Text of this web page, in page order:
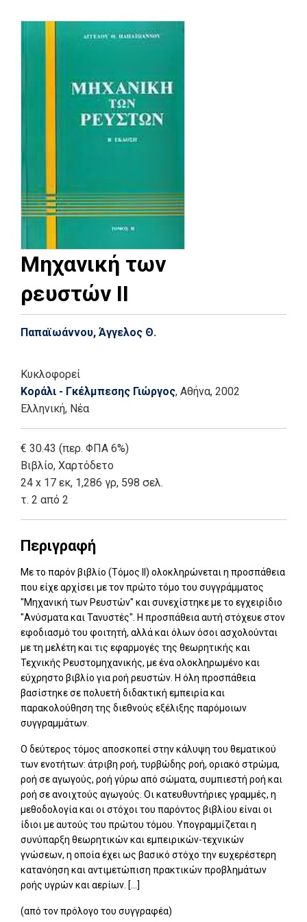
Μηχανική των
ρευστών ΙΙ
Παπαϊωάννου, Άγγελος Θ.
Κυκλοφορεί
Κοράλι - Γκέλμπεσης Γιώργος, Αθήνα, 2002
Ελληνική, Νέα
€ 30.43 (περ. ΦΠΑ 6%)
Βιβλίο, Χαρτόδετο
24 x 17 εκ, 1,286 γρ, 598 σελ.
τ. 2 από 2
Περιγραφή
Με το παρόν βιβλίο (Τόμος II) ολοκληρώνεται η προσπάθεια
που είχε αρχίσει με τον πρώτο τόμο του συγγράμματος
"Μηχανική των Ρευστών" και συνεχίστηκε με το εγχειρίδιο
"Ανύσματα και Τανυστές". Η προσπάθεια αυτή στόχευε στον
εφοδιασμό του φοιτητή, αλλά και όλων όσοι ασχολούνται
με τη μελέτη και τις εφαρμογές της θεωρητικής και
Τεχνικής Ρευστομηχανικής, με ένα ολοκληρωμένο και
εύχρηστο βιβλίο για ροή ρευστών. Η όλη προσπάθεια
βασίστηκε σε πολυετή διδακτική εμπειρία και
παρακολούθηση της διεθνούς εξέλιξης παρόμοιων
συγγραμμάτων.
Ο δεύτερος τόμος αποσκοπεί στην κάλυψη του θεματικού
των ενοτήτων: άτριβη ροή, τυρβώδης ροή, οριακό στρώμα,
ροή σε αγωγούς, ροή γύρω από σώματα, συμπιεστή ροή και
ροή σε ανοιχτούς αγωγούς. Οι κατευθυντήριες γραμμές, η
μεθοδολογία και οι στόχοι του παρόντος βιβλίου είναι οι
ίδιοι με αυτούς του πρώτου τόμου. Υπογραμμίζεται η
συνύπαρξη θεωρητικών και εμπειρικών-τεχνικών
γνώσεων, η οποία έχει ως βασικό στόχο την ευχερέστερη
κατανόηση και αντιμετώπιση πρακτικών προβλημάτων
ροής υγρών και αερίων. [...]
(από τον πρόλογο του συγγραφέα)